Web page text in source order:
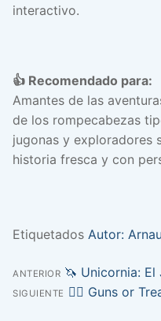
interactivo.
👍 Recomendado para:
Amantes de las
de los rompecabezas
jugonas y exploradores
historia fresca y con
Etiquetados Autor:
Navegación
ANTERIOR Entrada
anterior:
🦄 Unicornia: El
SIGUIENTE Entrada
🏴‍☠️ Guns or